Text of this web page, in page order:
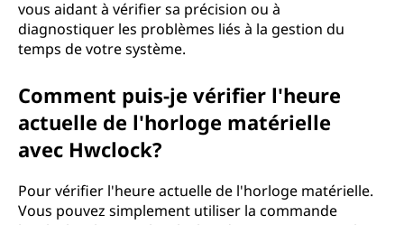
vous aidant à vérifier sa précision ou à
diagnostiquer les problèmes liés à la gestion du
temps de votre système.
Comment puis-je vérifier l'heure
actuelle de l'horloge matérielle
avec Hwclock?
Pour vérifier l'heure actuelle de l'horloge matérielle.
Vous pouvez simplement utiliser la commande